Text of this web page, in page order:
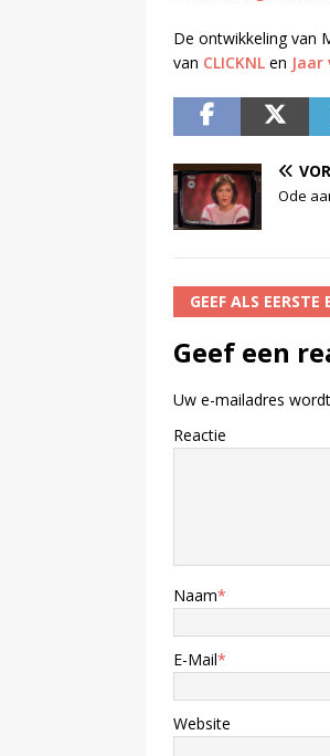
De ontwikkeling van
van CLICKNL en Jaar
Ode
GEEF ALS EERSTE
Geef een
Uw e-mailadres
Reactie
Naam*
E-Mail*
Website